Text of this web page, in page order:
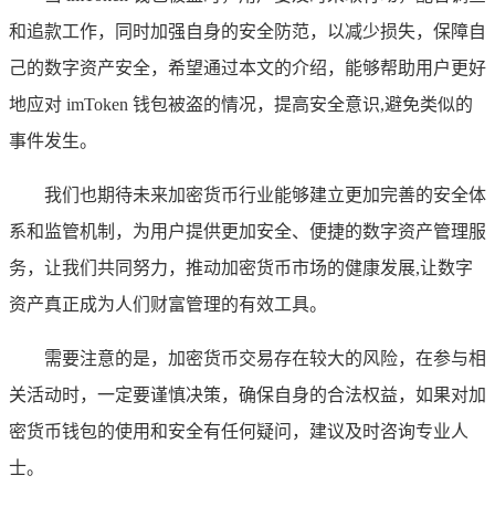
和追款工作，同时加强自身的安全防范，以减少损失，保障自
己的数字资产安全，希望通过本文的介绍，能够帮助用户更好
地应对 imToken 钱包被盗的情况，提高安全意识,避免类似的
事件发生。
我们也期待未来加密货币行业能够建立更加完善的安全体
系和监管机制，为用户提供更加安全、便捷的数字资产管理服
务，让我们共同努力，推动加密货币市场的健康发展,让数字
资产真正成为人们财富管理的有效工具。
需要注意的是，加密货币交易存在较大的风险，在参与相
关活动时，一定要谨慎决策，确保自身的合法权益，如果对加
密货币钱包的使用和安全有任何疑问，建议及时咨询专业人
士。